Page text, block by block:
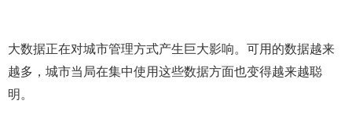
大数据正在对城市管理方式产生巨大影响。可用的数据越来
越多，城市当局在集中使用这些数据方面也变得越来越聪
明。